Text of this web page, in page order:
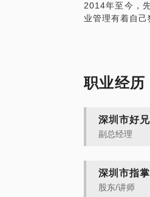
2014年至今，
业管理有着自己
职业经历
深圳市好
副总经理
深圳市指
股东/讲师